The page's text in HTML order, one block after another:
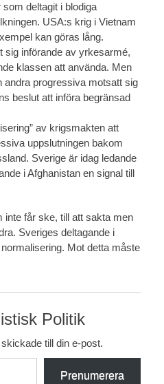
deltagit i blodiga
USA:s krig i Vietnam
kan göras lång.
sig införande av yrkesarmé,
klassen att använda. Men
andra progressiva motsatt sig
beslut att införa begränsad
av krigsmakten att
uppslutningen bakom
Sverige är idag ledande
i Afghanistan en signal till
inte får ske, till att sakta men
Sveriges deltagande i
Mot detta måste
Politik
till din e-post.
Prenumerera